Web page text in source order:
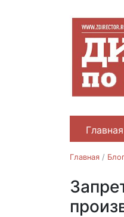
Главная
Главная /
Новости